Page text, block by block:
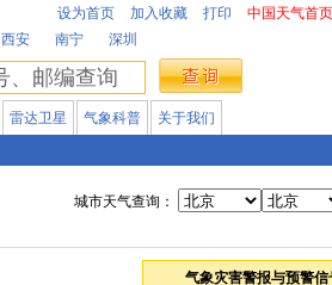
设为首页 加入收藏 打印 中国天气首页
西安 南宁 深圳
雷达卫星 气象科普
关于我们
城市天气查询：
气象灾害警报与预警信